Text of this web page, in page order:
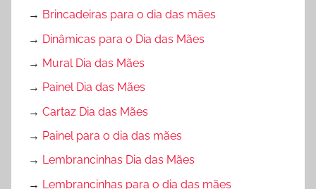
→ Brincadeiras para o dia das mães
→ Dinâmicas para o Dia das Mães
→ Mural Dia das Mães
→ Painel Dia das Mães
→ Cartaz Dia das Mães
→ Painel para o dia das mães
→ Lembrancinhas Dia das Mães
→ Lembrancinhas para o dia das mães